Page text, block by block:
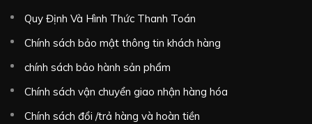
Quy Định Và Hình Thức Thanh Toán
Chính sách bảo mật thông tin khách hàng
chính sách bảo hành sản phẩm
Chính sách vận chuyển giao nhận hàng hóa
Chính sách đổi /trả hàng và hoàn tiền